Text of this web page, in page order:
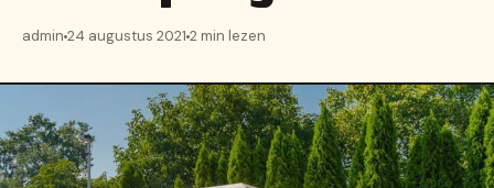
admin 24 augustus 2021 2 min lezen